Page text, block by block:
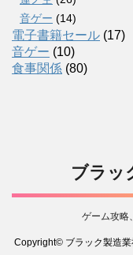
音ゲー (14)
電子書籍セール (17)
音ゲー (10)
食事関係 (80)
ブラッ
ゲーム攻略
Copyright© ブラック製造